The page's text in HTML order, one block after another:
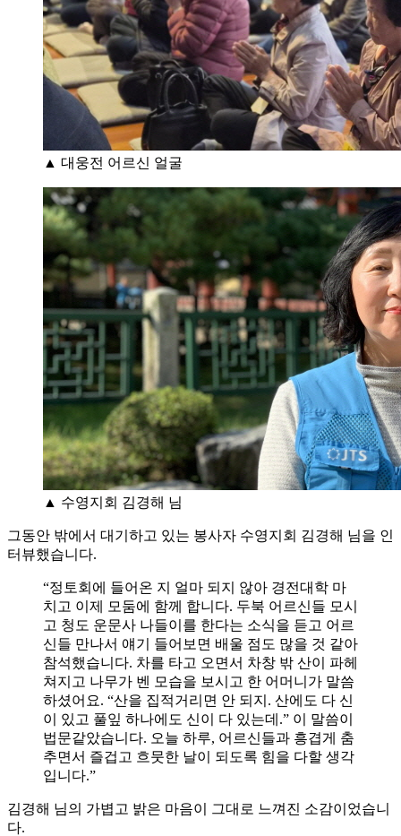
▲ 대웅전 어르신 얼굴
▲ 수영지회 김경해 님
그동안 밖에서 대기하고 있는 봉사자 수영지회 김경해 님을 인
터뷰했습니다.
“정토회에 들어온 지 얼마 되지 않아 경전대학 마
치고 이제 모둠에 함께 합니다. 두북 어르신들 모시
고 청도 운문사 나들이를 한다는 소식을 듣고 어르
신들 만나서 얘기 들어보면 배울 점도 많을 것 같아
참석했습니다. 차를 타고 오면서 차창 밖 산이 파헤
쳐지고 나무가 벤 모습을 보시고 한 어머니가 말씀
하셨어요. “산을 집적거리면 안 되지. 산에도 다 신
이 있고 풀잎 하나에도 신이 다 있는데.” 이 말씀이
법문같았습니다. 오늘 하루, 어르신들과 흥겹게 춤
추면서 즐겁고 흐뭇한 날이 되도록 힘을 다할 생각
입니다.”
김경해 님의 가볍고 밝은 마음이 그대로 느껴진 소감이었습니
다.